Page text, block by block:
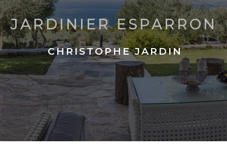
JARDINIER ESPARRON
CHRISTOPHE JARDIN